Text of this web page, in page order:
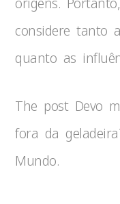
considere tanto
quanto as
The post Devo
fora da
Mundo.